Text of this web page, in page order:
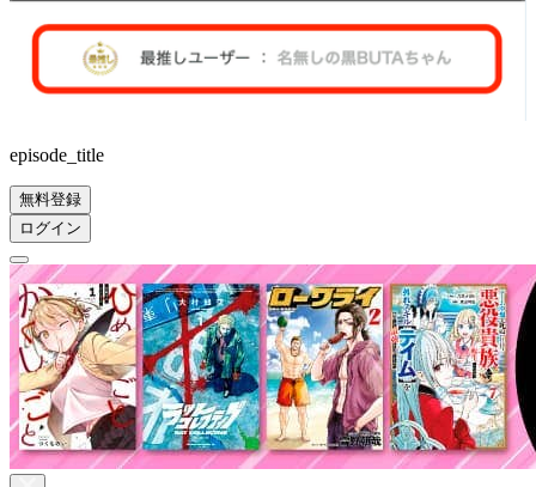
episode_title
無料登録
ログイン